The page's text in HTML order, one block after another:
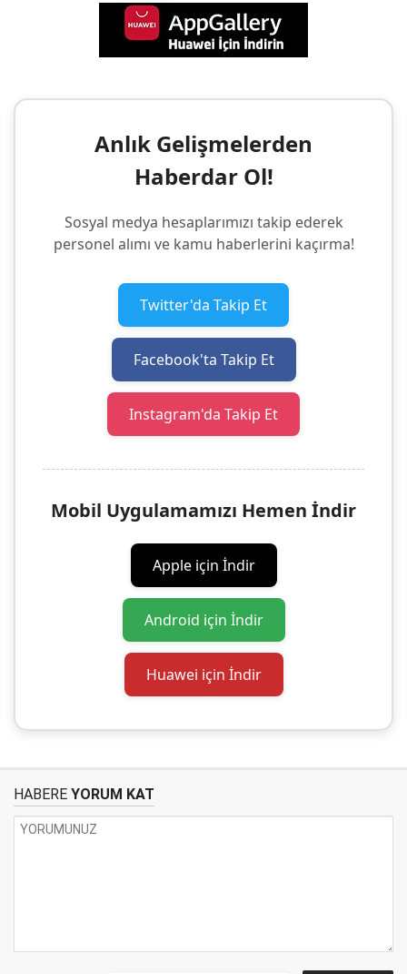
Anlık Gelişmelerden
Haberdar Ol!
Sosyal medya hesaplarımızı takip ederek
personel alımı ve kamu haberlerini kaçırma!
Twitter'da Takip Et
Facebook'ta Takip Et
Instagram'da Takip Et
Mobil Uygulamamızı Hemen İndir
Apple için İndir
Android için İndir
Huawei için İndir
HABERE YORUM KAT